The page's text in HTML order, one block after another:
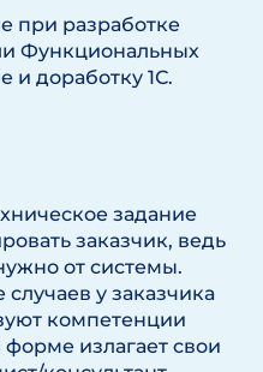
при разработке
Функциональных
и доработку 1С.
задание
заказчик, ведь
от системы.
у заказчика
компетенции
форме излагает свои